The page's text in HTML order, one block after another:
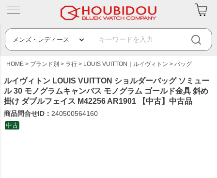
HOME ブランド別 ラ行 LOUIS VUITTON｜ルイヴィトン バッグ
ルイヴィトン LOUIS VUITTON ショルダーバッグ ソミュー
ル 30 モノグラムキャンバス モノグラム ゴールド金具 斜め
掛け ダブルフェイス M42256 AR1901 【中古】中古品
商品問合せID： 240500564160
中古